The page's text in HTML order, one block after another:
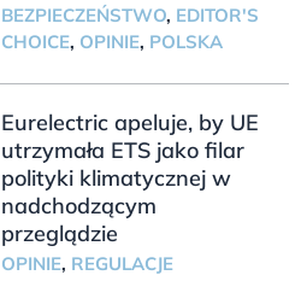
BEZPIECZEŃSTWO, EDITOR'S
CHOICE, OPINIE, POLSKA
Eurelectric apeluje, by UE
utrzymała ETS jako filar
polityki klimatycznej w
nadchodzącym
przeglądzie
OPINIE, REGULACJE